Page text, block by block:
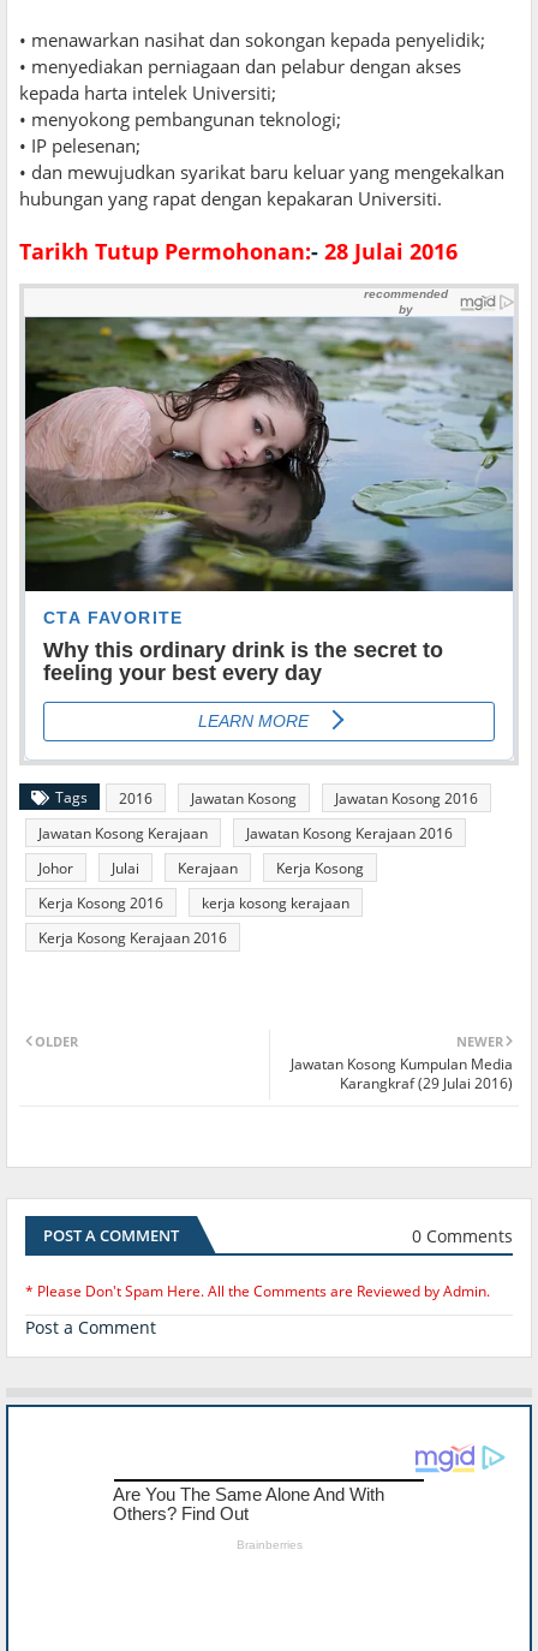
• menawarkan nasihat dan sokongan kepada penyelidik;
• menyediakan perniagaan dan pelabur dengan akses
kepada harta intelek Universiti;
• menyokong pembangunan teknologi;
• IP pelesenan;
• dan mewujudkan syarikat baru keluar yang mengekalkan
hubungan yang rapat dengan kepakaran Universiti.
Tarikh Tutup Permohonan:- 28 Julai 2016
Tags 2016 Jawatan Kosong
Jawatan Kosong 2016
Jawatan Kosong Kerajaan
Jawatan Kosong Kerajaan 2016
Johor
Julai Kerajaan
Kerja Kosong
Kerja Kosong 2016
kerja kosong kerajaan
Kerja Kosong Kerajaan 2016
NEWER
Jawatan Kosong Kumpulan Media
Karangkraf (29 Julai 2016)
OLDER
POST A COMMENT 0 Comments
* Please Don't Spam Here. All the Comments are Reviewed by Admin.
Post a Comment